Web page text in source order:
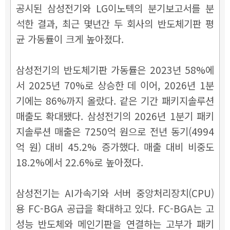
공시된 삼성전기와 LG이노텍의 분기보고서를 분
석한 결과, 최근 몇년간 두 회사의 반도체기판 평
균 가동률이 크게 높아졌다.
삼성전기의 반도체기판 가동률은 2023년 58%에
서 2025년 70%로 상승한 데 이어, 2026년 1분
기에는 86%까지 올랐다. 같은 기간 패키지솔루션
매출도 확대됐다. 삼성전기의 2026년 1분기 패키
지솔루션 매출은 7250억 원으로 전년 동기(4994
억 원) 대비 45.2% 증가했다. 매출 대비 비중도
18.2%에서 22.6%로 높아졌다.
삼성전기는 AI가속기와 서버 중앙처리장치(CPU)
용 FC-BGA 공급을 확대하고 있다. FC-BGA는 고
성능 반도체와 메인기판을 연결하는 고부가 패키